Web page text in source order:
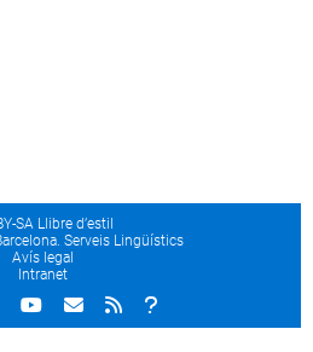
SA Llibre d’estil
Serveis Lingüístics
Avís legal
Intranet